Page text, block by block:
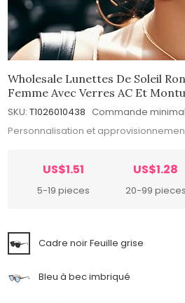
Wholesale Lunettes De Soleil
Femme Avec Verres AC Et
SKU: T1026010438 Commande
Personnalisation et
US$1.51
5-19 pieces
US$1.28
20-99 pieces
Cadre noir Feuille grise
Bleu à bec imbriqué